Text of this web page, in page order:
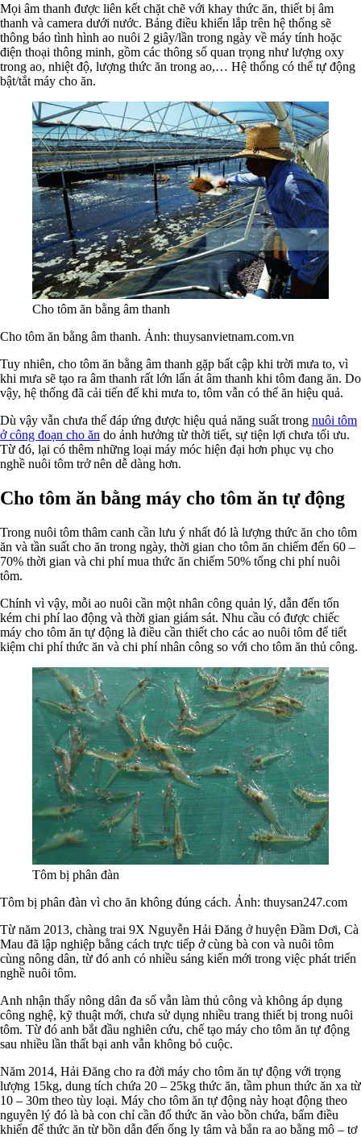
Mọi âm thanh được liên kết chặt chẽ với khay thức ăn, thiết bị âm
thanh và camera dưới nước. Bảng điều khiển lắp trên hệ thống sẽ
thông báo tình hình ao nuôi 2 giây/lần trong ngày về máy tính hoặc
điện thoại thông minh, gồm các thông số quan trọng như lượng oxy
trong ao, nhiệt độ, lượng thức ăn trong ao,… Hệ thống có thể tự động
bật/tắt máy cho ăn.
Cho tôm ăn bằng âm thanh
Cho tôm ăn bằng âm thanh. Ảnh: thuysanvietnam.com.vn
Tuy nhiên, cho tôm ăn bằng âm thanh gặp bất cập khi trời mưa to, vì
khi mưa sẽ tạo ra âm thanh rất lớn lấn át âm thanh khi tôm đang ăn. Do
vậy, hệ thống đã cải tiến để khi mưa to, tôm vẫn có thể ăn hiệu quả.
Dù vậy vẫn chưa thể đáp ứng được hiệu quả năng suất trong nuôi tôm
ở công đoạn cho ăn do ảnh hưởng từ thời tiết, sự tiện lợi chưa tối ưu.
Từ đó, lại có thêm những loại máy móc hiện đại hơn phục vụ cho
nghề nuôi tôm trở nên dễ dàng hơn.
Cho tôm ăn bằng máy cho tôm ăn tự động
Trong nuôi tôm thâm canh cần lưu ý nhất đó là lượng thức ăn cho tôm
ăn và tần suất cho ăn trong ngày, thời gian cho tôm ăn chiếm đến 60 –
70% thời gian và chi phí mua thức ăn chiếm 50% tổng chi phí nuôi
tôm.
Chính vì vậy, mỗi ao nuôi cần một nhân công quản lý, dẫn đến tốn
kém chi phí lao động và thời gian giám sát. Nhu cầu có được chiếc
máy cho tôm ăn tự động là điều cần thiết cho các ao nuôi tôm để tiết
kiệm chi phí thức ăn và chi phí nhân công so với cho tôm ăn thủ công.
Tôm bị phân đàn
Tôm bị phân đàn vì cho ăn không đúng cách. Ảnh: thuysan247.com
Từ năm 2013, chàng trai 9X Nguyễn Hải Đăng ở huyện Đầm Dơi, Cà
Mau đã lập nghiệp bằng cách trực tiếp ở cùng bà con và nuôi tôm
cùng nông dân, từ đó anh có nhiều sáng kiến mới trong việc phát triển
nghề nuôi tôm.
Anh nhận thấy nông dân đa số vẫn làm thủ công và không áp dụng
công nghệ, kỹ thuật mới, chưa sử dụng nhiều trang thiết bị trong nuôi
tôm. Từ đó anh bắt đầu nghiên cứu, chế tạo máy cho tôm ăn tự động
sau nhiều lần thất bại anh vẫn không bỏ cuộc.
Năm 2014, Hải Đăng cho ra đời máy cho tôm ăn tự động với trọng
lượng 15kg, dung tích chứa 20 – 25kg thức ăn, tầm phun thức ăn xa từ
10 – 30m theo tùy loại. Máy cho tôm ăn tự động này hoạt động theo
nguyên lý đó là bà con chỉ cần đổ thức ăn vào bồn chứa, bấm điều
khiển để thức ăn từ bồn dẫn đến ống ly tâm và bắn ra ao bằng mô – tơ